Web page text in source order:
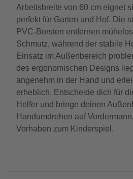
Arbeitsbreite von 60 cm eignet
perfekt für Garten und Hof. Die
PVC-Borsten entfernen
Schmutz, während der stabile
Einsatz im Außenbereich
des ergonomischen Designs
angenehm in der Hand und
erheblich. Entscheide dich für
Helfer und bringe deinen
Handumdrehen auf
Vorhaben zum Kinderspiel.